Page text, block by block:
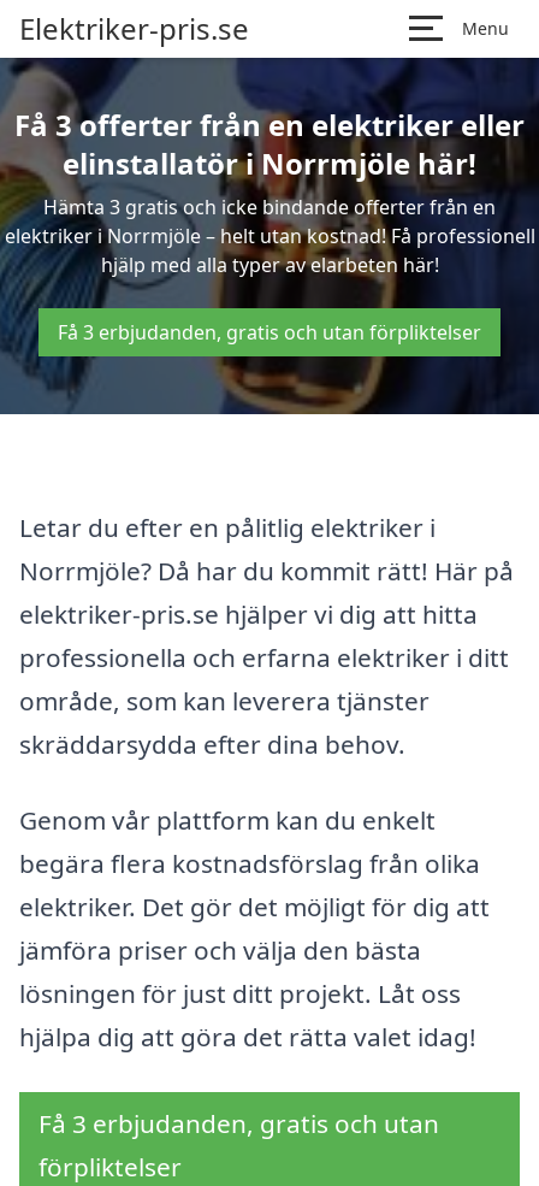
Elektriker-pris.se Menu
Få 3 offerter från en elektriker eller
elinstallatör i Norrmjöle här!
Hämta 3 gratis och icke bindande offerter från en
elektriker i Norrmjöle – helt utan kostnad! Få professionell
hjälp med alla typer av elarbeten här!
Få 3 erbjudanden, gratis och utan förpliktelser
Letar du efter en pålitlig elektriker i
Norrmjöle? Då har du kommit rätt! Här på
elektriker-pris.se hjälper vi dig att hitta
professionella och erfarna elektriker i ditt
område, som kan leverera tjänster
skräddarsydda efter dina behov.
Genom vår plattform kan du enkelt
begära flera kostnadsförslag från olika
elektriker. Det gör det möjligt för dig att
jämföra priser och välja den bästa
lösningen för just ditt projekt. Låt oss
hjälpa dig att göra det rätta valet idag!
Få 3 erbjudanden, gratis och utan
förpliktelser